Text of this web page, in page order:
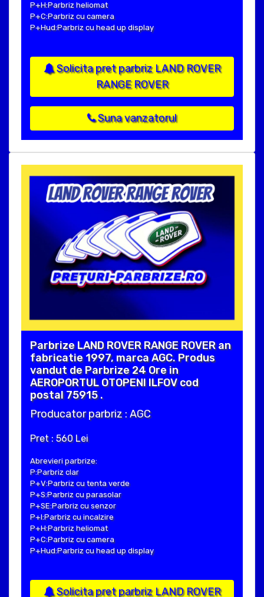
P+H:Parbriz heliomat
P+C:Parbriz cu camera
P+Hud:Parbriz cu head up display
Solicita pret parbriz LAND ROVER
RANGE ROVER
Suna vanzatorul
Parbrize LAND ROVER RANGE ROVER an
fabricatie 1997, marca AGC. Produs
vandut de Parbrize 24 Ore in
AEROPORTUL OTOPENI ILFOV cod
postal 75915 .
Producator parbriz : AGC
Pret : 560 Lei
Abrevieri parbrize:
P:Parbriz clar
P+V:Parbriz cu tenta verde
P+S:Parbriz cu parasolar
P+SE:Parbriz cu senzor
P+I:Parbriz cu incalzire
P+H:Parbriz heliomat
P+C:Parbriz cu camera
P+Hud:Parbriz cu head up display
Solicita pret parbriz LAND ROVER